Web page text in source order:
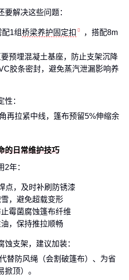
解决这些问题：
1组桥梁养护固定扣
，搭配8m
预埋混凝土基座，防止支架沉降
胶条密封，避免蒸汽泄漏影响养
：
再拉紧中线，篷布预留5%伸缩余
的日常维护技巧
年：
点，及时补刷防锈漆
，避免超载变形
霉菌腐蚀篷布纤维
，保持推拉顺畅
支架，建议加装：
替防风绳（会割破篷布）、为省
顶）。